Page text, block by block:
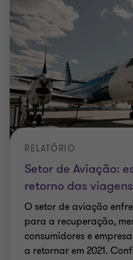
Setor de Aviação:
retorno das viagens
RELATÓRIO
O setor de aviação
para a recuperação,
consumidores e
a retornar em 2021.